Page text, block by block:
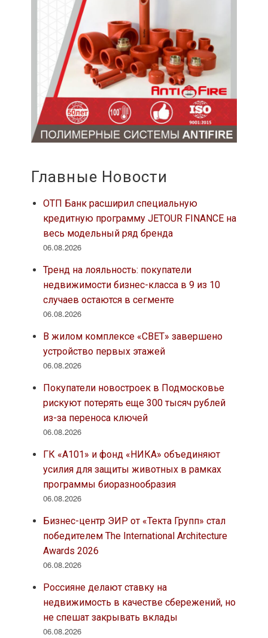
Главные Новости
ОТП Банк расширил специальную
кредитную программу JETOUR FINANCE на
весь модельный ряд бренда
06.08.2026
Тренд на лояльность: покупатели
недвижимости бизнес-класса в 9 из 10
случаев остаются в сегменте
06.08.2026
В жилом комплексе «СВЕТ» завершено
устройство первых этажей
06.08.2026
Покупатели новостроек в Подмосковье
рискуют потерять еще 300 тысяч рублей
из-за переноса ключей
06.08.2026
ГК «А101» и фонд «НИКА» объединяют
усилия для защиты животных в рамках
программы биоразнообразия
06.08.2026
Бизнес-центр ЭИР от «Текта Групп» стал
победителем The International Architecture
Awards 2026
06.08.2026
Россияне делают ставку на
недвижимость в качестве сбережений, но
не спешат закрывать вклады
06.08.2026